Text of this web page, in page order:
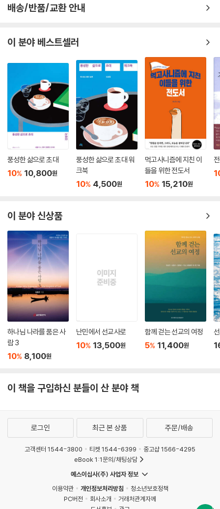
게 세미한 음성으로 다가오신다. 우리는 ‘말로 하실 때’ 주님께 응답하는 성
팔레스타인의 겨자씨는 그 크기가 직경이 1mm, 무게가 1mg 정도밖에 되
1,500~3,000배로 자라난다는 것이다. 예수는 오늘 우리에게 겨자씨 한
알에 담긴 하나님의 기대를 계속 말씀하신다. “네가 비록 지금은 작고 보잘
것없을지라도 부끄러워하지 말거라. 네 가슴 안에 꿈이 있고, 이제 그 꿈을
바라보며 자라나는 생명력이 있다면, 네 인생 안에 가장 위대한 일이 일어
날 것이다.”
우리는 개구리 죽이는 방법을 너무나 잘 알고 있다. 개구리를 냄비에 넣고
뚜껑을 닫는다. 그리고 온도를 조금씩 차츰 높이는 것이다. 처음에는 뜨겁
지 않다. 오히려 따뜻해져 온다. 아주 릴렉스하다. 조금씩 온도를 높이는데
도 뜨겁지가 않다. 오히려 따스하고 기분이 좋기만 하다. 서서히 잠이 든다.
그러다가 정말 따스하게, 기분 좋게 서서히 죽어가는 것이다.
나도 모르게 결국 ‘사망’에 이르고 말 것이다. ‘죄’에 익숙해진다는 것이, 찔
림이 없다는 것이 이렇게 무서운 일이다.
신앙은 편한 게 아니다. 그런데 편한 신앙을 강조하는 편한 교회들이 있다.
또 그런 교회들을 찾아가는 성도들이 많은 것도 사실이다. 생활이 어떻든,
기도하든 하지 않든, 말씀을 보든 보지 않든, 헌금을 하든 하지 않든 전혀
상관하지 않는다. 개인 생활은 전혀 간섭하지 않는다. 믿음으로 사는 일을
강조도, 강요도 하지 않는다. 아무런 간섭도 받지 않으면서 그냥 교회만 다
니면 되는 것이다. 아무런 제약이, 간섭이 없으니 참 편하기는 할 것이다.
자기가 편하다고 해서 과연 이것이 성경에서 말씀하는 교회인가? 참다운
신앙인가? 성경을 보면 그것이 아님은 확실하다. 교회 다니면서 하나님 말
씀 앞에서 내가 그렇게 살지 못해 죄송해야만 한다. 참 힘들지만 나를 포기
하기 싫지만 내가 해야만 할 일도 있는 것이다. 그리고 반대로, 내가 하고
싶어도 하지 말아야 하는 일들도 많이 있다. 그렇게 살지 못할 때 갖는 ‘거
야만 하는 것이 아니겠는가.
면, 다 썩어져 사라지게 되고 말 것이다. 나를 통해 이웃에, 세상에 흘러나
든 것들을 흘려보낸다면 곧바로 다시 나에게도 하나님의 은총과 축복이 계
속해서 허락될 것이다. 하나님의 은혜와 사랑과 평강과 축복과 구원, 이 모
든 것을 나에게 가둬서 나만 즐겨서는 안 된다.
치열하게 살다 보면 원칙과 정도에서 벗어나고픈 유혹도 생기기 마련입니
내공이 생깁니다. 바른 생활을 실천하는 도덕경전이며 명심보감이기 때문
솔솔하여 책장이 쭉쭉 넘어갑니다. 한참 읽다 보면 비기독교인임에도 ‘하
나님’이 전혀 낯설지 않고 친숙하게 진리, 진실, 절대자로 다가옵니다.
- 홍순계 (사단법인 평화드림포럼 이사)
배송/반품/교환 안내
이 분야 베스트셀러
풍성한 삶으로 초대
10% 10,800원
풍성한 삶으로 초대 워
크북
10% 4,500원
먹고사니즘에 지친 이
들을 위한 전도서
10% 15,210원
이 분야 신상품
하나님 나라를 품은 사
람 3
10% 8,100원
난민에서 선교사로
10% 13,500원
함께 걷는 선교의 여정
5% 11,400원
이 책을 구입하신 분들이 산 분야 책
로그인 최근 본 상품 주문/배송
고객센터 1544-3800 티켓 1544-6399
중고샵 1566-4295
eBook 1:1문의/채팅상담
예스이십사(주) 사업자 정보
이용약관
개인정보처리방침
청소년보호정책
PC버전
회사소개
거래처관계자께